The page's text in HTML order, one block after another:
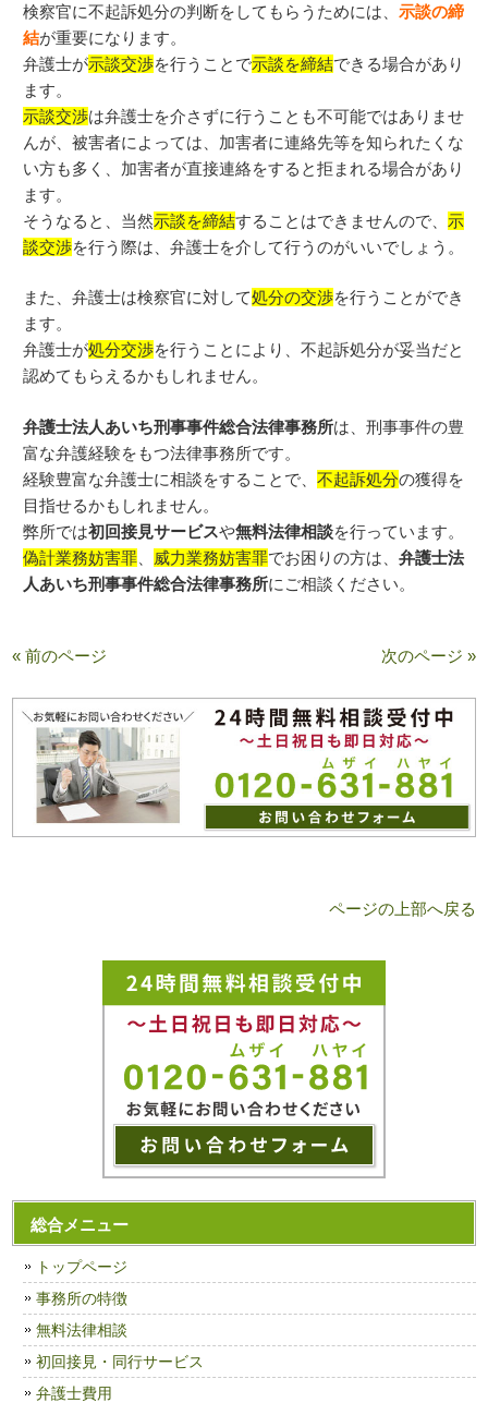
検察官に不起訴処分の判断をしてもらうためには、示談の締
結が重要になります。
弁護士が示談交渉を行うことで示談を締結できる場合があり
ます。
示談交渉は弁護士を介さずに行うことも不可能ではありませ
んが、被害者によっては、加害者に連絡先等を知られたくな
い方も多く、加害者が直接連絡をすると拒まれる場合があり
ます。
そうなると、当然示談を締結する ことはできませんので、 示
談交渉を行う際は、弁護士を介して行うのがいいでしょう。
また、弁護士は検察官に対して処分の交渉を行うことができ
ます。
弁護士が処分交渉を行うことにより、不起訴処分が妥当だと
認めてもらえるかもしれません。
弁護士法人あいち刑事事件総合法律事務所は、刑事事件の豊
富な弁護経験をもつ法律事務所です。
経験豊富な弁護士に相談をすることで、不起訴処分の獲得を
目指せるかもしれません。
弊所では初回接見サービスや無料法律相談を行っています。
偽計業務妨害罪
威力業務妨害罪でお困りの方は、弁護士法
人あいち刑事事件総合法律事務所にご相談ください。
« 前のページ 次のページ »
ページの上部へ戻る
総合メニュー
トップページ
事務所の特徴
無料法律相談
初回接見・同行サービス
弁護士費用